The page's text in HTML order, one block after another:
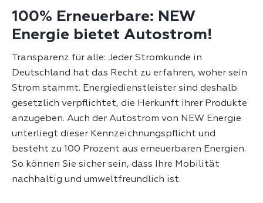
100% Erneuerbare: NEW
Energie bietet Autostrom!
Transparenz für alle: Jeder Stromkunde in
Deutschland hat das Recht zu erfahren, woher sein
Strom stammt. Energiedienstleister sind deshalb
gesetzlich verpflichtet, die Herkunft ihrer Produkte
anzugeben. Auch der Autostrom von NEW Energie
unterliegt dieser Kennzeichnungspflicht und
besteht zu 100 Prozent aus erneuerbaren Energien.
So können Sie sicher sein, dass Ihre Mobilität
nachhaltig und umweltfreundlich ist.